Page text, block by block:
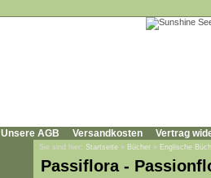
Unsere AGB Versandkosten Vertrag
Sie sind hier: Startseite » Bücher » Englische
Passiflora -